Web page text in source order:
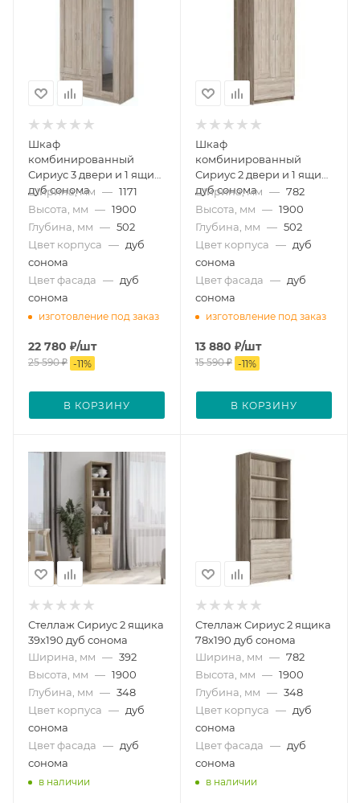
Шкаф
комбинированный
Сириус 3 двери и 1 ящик
дуб сонома
Ширина, мм — 1171
Высота, мм — 1900
Глубина, мм — 502
Цвет корпуса — дуб
сонома
Цвет фасада — дуб
сонома
изготовление под заказ
22 780 ₽/шт
25 590₽ -11%
В КОРЗИНУ
Шкаф
комбинированный
Сириус 2 двери и 1 ящик
дуб сонома
Ширина, мм — 782
Высота, мм — 1900
Глубина, мм — 502
Цвет корпуса — дуб
сонома
Цвет фасада — дуб
сонома
изготовление под заказ
13 880 ₽/шт
15 590₽ -11%
В КОРЗИНУ
Стеллаж Сириус 2 ящика
39х190 дуб сонома
Ширина, мм — 392
Высота, мм — 1900
Глубина, мм — 348
Цвет корпуса — дуб
сонома
Цвет фасада — дуб
сонома
в наличии
Стеллаж Сириус 2 ящика
78х190 дуб сонома
Ширина, мм — 782
Высота, мм — 1900
Глубина, мм — 348
Цвет корпуса — дуб
сонома
Цвет фасада — дуб
сонома
в наличии